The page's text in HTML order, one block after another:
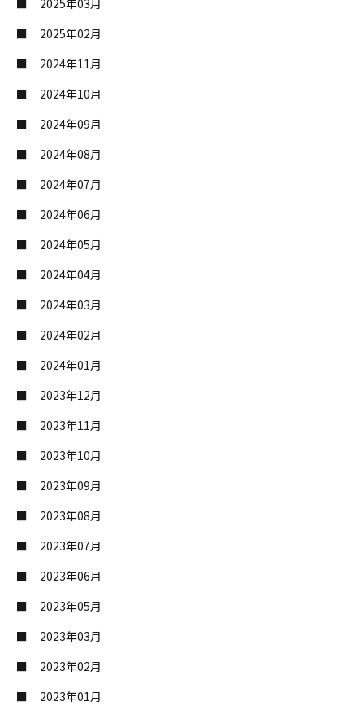
2025年02月
2024年11月
2024年10月
2024年09月
2024年08月
2024年07月
2024年06月
2024年05月
2024年04月
2024年03月
2024年02月
2024年01月
2023年12月
2023年11月
2023年10月
2023年09月
2023年08月
2023年07月
2023年06月
2023年05月
2023年03月
2023年02月
2023年01月